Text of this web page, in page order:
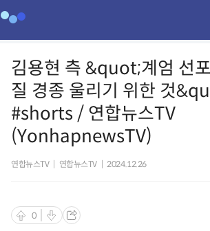
김용현 측 &quot;계엄 선
질 경종 울리기 위한 것
#shorts / 연합뉴스TV
(YonhapnewsTV)
연합뉴스TV 연합뉴스TV 2024.12.26
0